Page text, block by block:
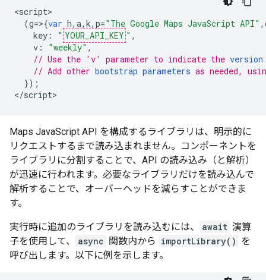
<script
(g=>{var h, a, k, p="The Google Maps JavaScript API" ,
key : " YOUR_API_KEY " ,
v : "weekly" ,
// Use the 'v' parameter to indicate the version
// Add other bootstrap parameters as needed,
});
</script>
Maps JavaScript API を構成するライブラリは、明示的に
リクエストするまで読み込まれません。
コンポーネントを
ライブラリに分割することで、API の読み込み（と解析）
が迅速に行われます。必要なライブラリだけを読み込んで
解析することで、オーバーヘッドを減らすことができま
す。
実行時に追加のライブラリを読み込むには、 await 演算
子を使用して、
async 関数内から importLibrary() を
呼び出します。以下に例を示します。